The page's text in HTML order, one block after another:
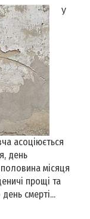
У
асоціюється
день
місяця
прощі та
смерті...